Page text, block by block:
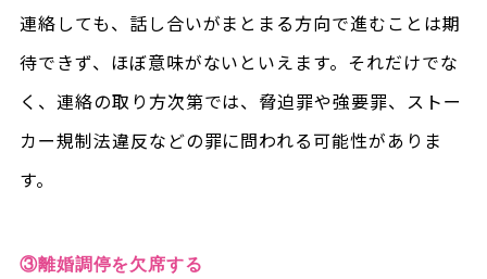
連絡しても、話し合いがまとまる方向で進むことは期
待できず、ほぼ意味がないといえます。それだけでな
く、連絡の取り方次第では、脅迫罪や強要罪、ストー
カー規制法違反などの罪に問われる可能性がありま
す。
③離婚調停を欠席する